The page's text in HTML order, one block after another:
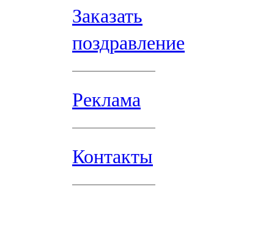
Заказать
поздравление
Реклама
Контакты